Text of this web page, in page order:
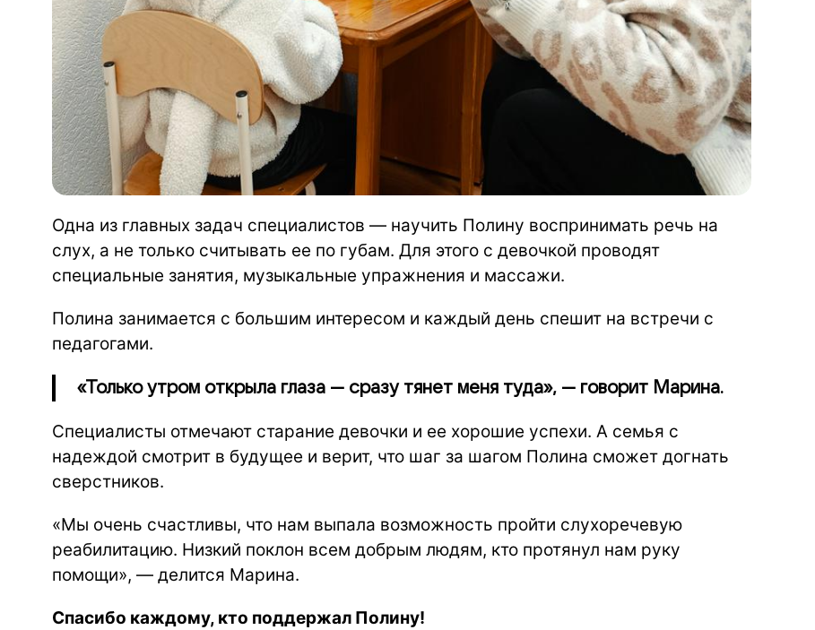
Одна из главных задач специалистов — научить Полину воспринимать речь на
слух, а не только считывать ее по губам. Для этого с девочкой проводят
специальные занятия, музыкальные упражнения и массажи.
Полина занимается с большим интересом и каждый день спешит на встречи с
педагогами.
«Только утром открыла глаза — сразу тянет меня туда», — говорит Марина.
Специалисты отмечают старание девочки и ее хорошие успехи. А семья с
надеждой смотрит в будущее и верит, что шаг за шагом Полина сможет догнать
сверстников.
«Мы очень счастливы, что нам выпала возможность пройти слухоречевую
реабилитацию. Низкий поклон всем добрым людям, кто протянул нам руку
помощи», — делится Марина.
Спасибо каждому, кто поддержал Полину!